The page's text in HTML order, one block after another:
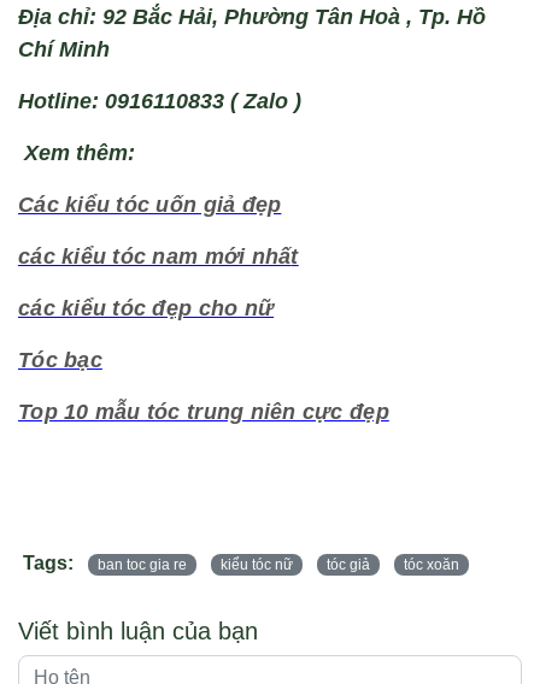
Địa chỉ: 92 Bắc Hải, Phường Tân Hoà , Tp. Hồ
Chí Minh
Hotline: 0916110833 ( Zalo )
Xem thêm:
Các kiểu tóc uốn giả đẹp
các kiểu tóc nam mới nhất
các kiểu tóc đẹp cho nữ
Tóc bạc
Top 10 mẫu tóc trung niên cực đẹp
Tags: ban toc gia re kiểu tóc nữ tóc giả tóc xoăn
Viết bình luận của bạn